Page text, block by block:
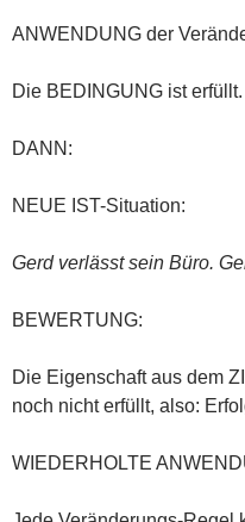
ANWENDUNG der
Die BEDINGUNG ist erfüllt.
DANN:
NEUE IST-Situation:
Gerd verlässt sein Büro.
BEWERTUNG:
Die Eigenschaft aus dem
noch nicht erfüllt, also:
WIEDERHOLTE